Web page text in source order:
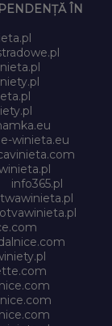
ÎN
e-winieta.eu
info365.pl